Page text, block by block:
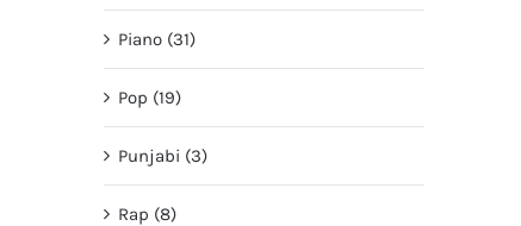
Piano (31)
Pop (19)
Punjabi (3)
Rap (8)